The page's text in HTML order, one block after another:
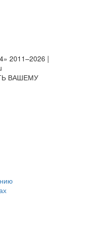
2011–2026 |
ВАШЕМУ